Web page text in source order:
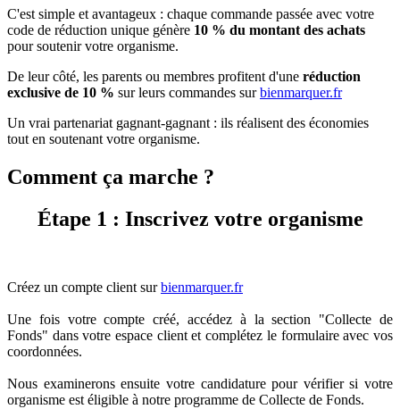
C'est simple et avantageux : chaque commande passée avec votre
code de réduction unique génère 10 % du montant des achats
pour soutenir votre organisme.
De leur côté, les parents ou membres profitent d'une réduction
exclusive de 10 % sur leurs commandes surbienmarquer.fr
Un vrai partenariat gagnant-gagnant : ils réalisent des économies
tout en soutenant votre organisme.
Comment ça marche ?
Étape 1 : Inscrivez votre organisme
Créez un compte client surbienmarquer.fr
Une fois votre compte créé, accédez à la section "Collecte de
Fonds" dans votre espace client et complétez le formulaire avec vos
coordonnées.
Nous examinerons ensuite votre candidature pour vérifier si votre
organisme est éligible à notre programme de Collecte de Fonds.